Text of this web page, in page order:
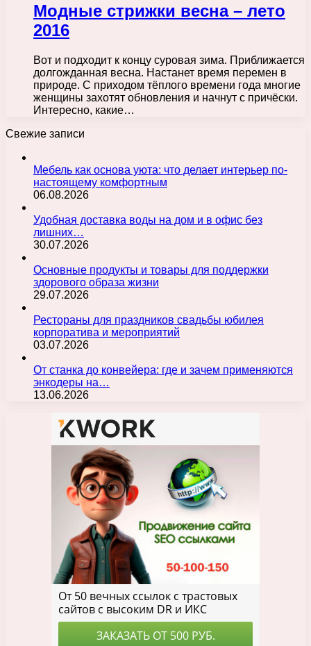
Модные стрижки весна – лето
2016
Вот и подходит к концу суровая зима. Приближается
долгожданная весна. Настанет время перемен в
природе. С приходом тёплого времени года многие
женщины захотят обновления и начнут с причёски.
Интересно, какие…
Свежие записи
Мебель как основа уюта: что делает интерьер по-
настоящему комфортным
06.08.2026
Удобная доставка воды на дом и в офис без
лишних…
30.07.2026
Основные продукты и товары для поддержки
здорового образа жизни
29.07.2026
Рестораны для праздников свадьбы юбилея
корпоратива и мероприятий
03.07.2026
От станка до конвейера: где и зачем применяются
энкодеры на…
13.06.2026